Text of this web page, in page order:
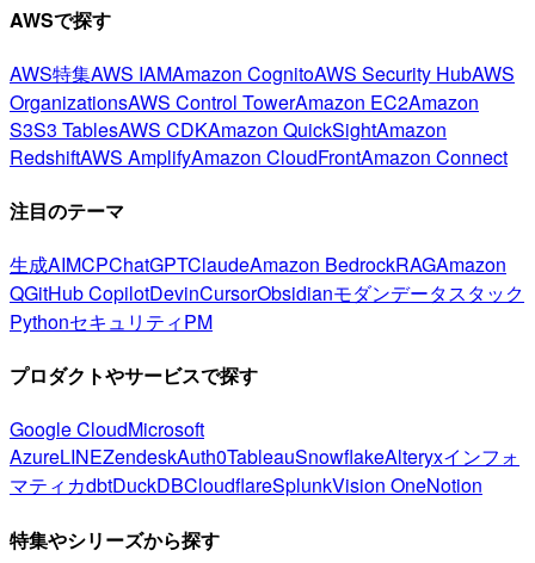
AWSで探す
AWS特集AWS IAMAmazon CognitoAWS Security HubAWS
OrganizationsAWS Control TowerAmazon EC2Amazon
S3S3 TablesAWS CDKAmazon QuickSightAmazon
RedshiftAWS AmplifyAmazon CloudFrontAmazon Connect
注目のテーマ
生成AIMCPChatGPTClaudeAmazon BedrockRAGAmazon
QGitHub CopilotDevinCursorObsidianモダンデータスタック
PythonセキュリティPM
プロダクトやサービスで探す
Google CloudMicrosoft
AzureLINEZendeskAuth0TableauSnowflakeAlteryxインフォ
マティカdbtDuckDBCloudflareSplunkVision OneNotion
特集やシリーズから探す